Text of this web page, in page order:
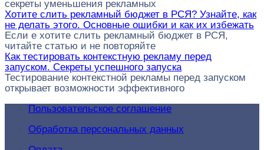
секреты уменьшения рекламных
Хотите слить рекламный бюджет в РСЯ? Узнайте, как
не делать этого. Основные ошибки и как их избежать
Если е хотите слить рекламный бюджет в РСЯ,
читайте статью и не повторяйте
Как тестировать контекстную рекламу перед
запуском. Секреты успешного запуска
Тестирование контекстной рекламы перед запуском
открывает возможности эффективного
Пользовательское соглашение
Обработка персональных данных